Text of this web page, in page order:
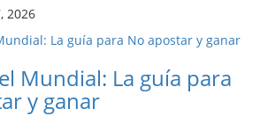
2026
Mundial: La guía para
y ganar